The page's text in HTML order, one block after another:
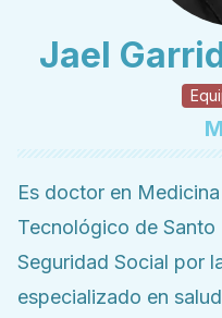
Jael
Es doctor en
Tecnológico de
Seguridad Social por
especializado en